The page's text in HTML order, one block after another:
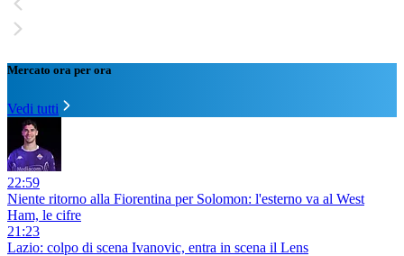
Mercato ora per ora
Vedi tutti
22:59
Niente ritorno alla Fiorentina per Solomon: l'esterno va al West
Ham, le cifre
21:23
Lazio: colpo di scena Ivanovic, entra in scena il Lens